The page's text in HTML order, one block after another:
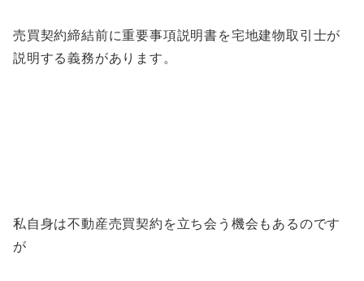
売買契約締結前に重要事項説明書を宅地建物取引士が
説明する義務があります。
私自身は不動産売買契約を立ち会う機会もあるのです
が